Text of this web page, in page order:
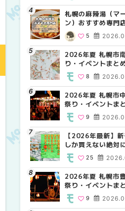
札幌の麻辣湯（マ
ン）おすすめ専門
場の量り売りから
徹底比較 | MouLa
HOKKAIDO
5
2026年夏 札幌市
り・イベントまと
MouLa8
2026年夏 札幌市
祭り・イベントま
MouLa9
【2026年最新】
しか買えない絶対
限定スイーツ・焼
| MouLa
25
2026年夏 札幌市
祭り・イベントま
MouLa9
祭り
祭り
祭り
り・
祭り
り・
祭り
札幌
ン）
徹底
祭り
【
しか
限
|